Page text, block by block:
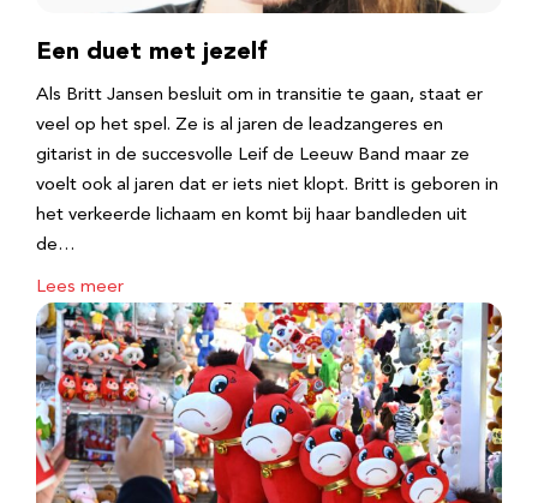
Een duet met jezelf
Als Britt Jansen besluit om in transitie te gaan, staat er
veel op het spel. Ze is al jaren de leadzangeres en
gitarist in de succesvolle Leif de Leeuw Band maar ze
voelt ook al jaren dat er iets niet klopt. Britt is geboren in
het verkeerde lichaam en komt bij haar bandleden uit
de…
Lees meer